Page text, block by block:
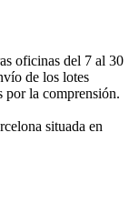
oficinas del 7 al 30
de los lotes
por la comprensión.
situada en